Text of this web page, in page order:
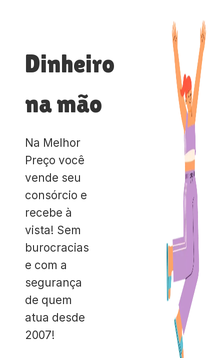
Dinheiro
na mão
Na Melhor
Preço você
vende seu
consórcio e
recebe à
vista! Sem
burocracias
e com a
segurança
de quem
atua desde
2007!